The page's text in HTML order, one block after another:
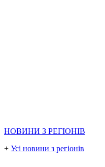
НОВИНИ З РЕГІОНІВ
+ Усі новини з регіонів